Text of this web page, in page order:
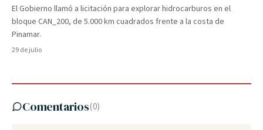
El Gobierno llamó a licitación para explorar hidrocarburos en el
bloque CAN_200, de 5.000 km cuadrados frente a la costa de
Pinamar.
29 de julio
Comentarios(0)